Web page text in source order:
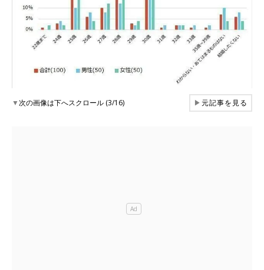
▼次の画像は下へスクロール (3/16) ▶元記事を見る